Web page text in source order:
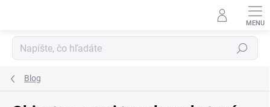
Hľadať
Blog